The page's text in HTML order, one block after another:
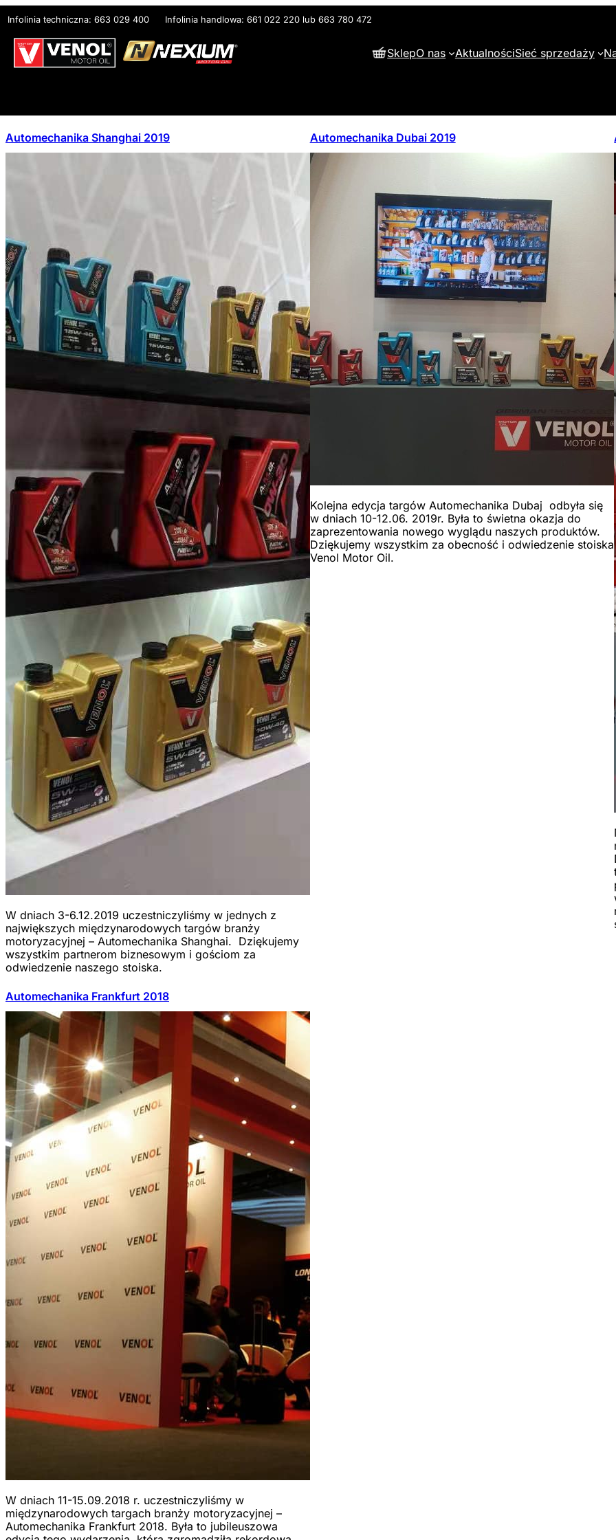
do
treści
Infolinia techniczna: 663 029 400 Infolinia handlowa: 661 022 220 lub 663 780 472
SklepO nas AktualnościSieć sprzedaży
Automechanika Shanghai 2019
W dniach 3-6.12.2019 uczestniczyliśmy w jednych z
największych międzynarodowych targów branży
motoryzacyjnej – Automechanika Shanghai. Dziękujemy
wszystkim partnerom biznesowym i gościom za
odwiedzenie naszego stoiska.
Automechanika Dubai 2019
Kolejna edycja targów Automechanika Dubaj odbyła się
w dniach 10-12.06. 2019r. Była to świetna okazja do
zaprezentowania nowego wyglądu naszych produktów.
Dziękujemy wszystkim za obecność i odwiedzenie stoiska
Venol Motor Oil.
Automechanika Frankfurt 2018
W dniach 11-15.09.2018 r. uczestniczyliśmy w
międzynarodowych targach branży motoryzacyjnej –
Automechanika Frankfurt 2018. Była to jubileuszowa